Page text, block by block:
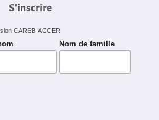
S'inscrire
CAREB-ACCER
Nom de famille